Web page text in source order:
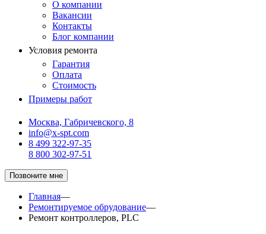
О компании
Вакансии
Контакты
Блог компании
Условия ремонта
Гарантия
Оплата
Стоимость
Примеры работ
Москва, Габричевского, 8
info@x-spt.com
8 499 322-97-35
8 800 302-97-51
Позвоните мне
Главная—
Ремонтируемое обрудование—
Ремонт контроллеров, PLC